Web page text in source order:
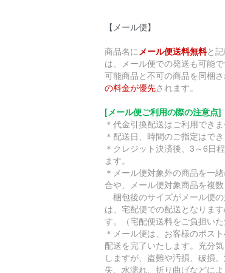
【メール便】
商品名に メール便送料無料と
は、メール便での発送も可能
可能商品と不可の商品を同梱
の料金が優先されます。
[メール便ご利用の際の注意点]
＊代金引換配送はご利用できま
＊配送日、時間のご指定はでき
＊クレジット決済後、3～6日
ます。
＊メール便対象外の商品を一
合や、メール便対象商品を複数
梱包後のサイズがメール便
は、宅配便での配送となりま
す。（宅配便送料をご負担いた
＊メール便は、お客様のポス
配送を完了いたします。充分
しますが、盗難や汚損、破損
失、水濡れ、折り曲げなどに